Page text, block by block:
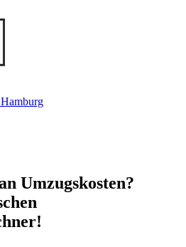
Umzugskosten?